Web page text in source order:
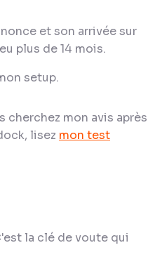
et son arrivée sur
plus de 14 mois.
setup.
mon avis après
lisez mon test
la clé de voute qui